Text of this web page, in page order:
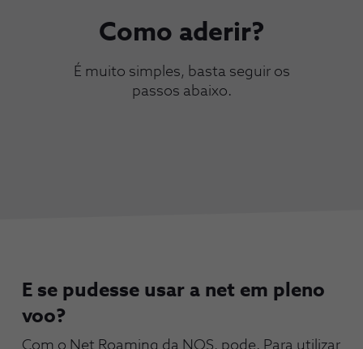
Como aderir?
É muito simples, basta seguir os
passos abaixo.
E se pudesse usar a net em pleno
voo?
Com o Net Roaming da NOS, pode. Para utilizar